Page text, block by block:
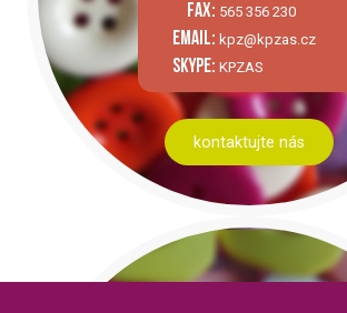
fax: 565 356 230
email: kpz@kpzas.cz
skype: KPZAS
kontaktujte nás